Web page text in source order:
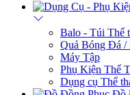
Balo - Túi Thể
Quả Bóng Đá /
Máy Tập
Phụ Kiện Thể
Dụng cụ Thể